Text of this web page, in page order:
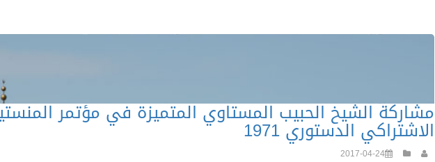
مشاركة الشيخ الحبيب المستاوي المتميزة في مؤتمر
الاشتراكي الدستوري 1971
2017-04-24